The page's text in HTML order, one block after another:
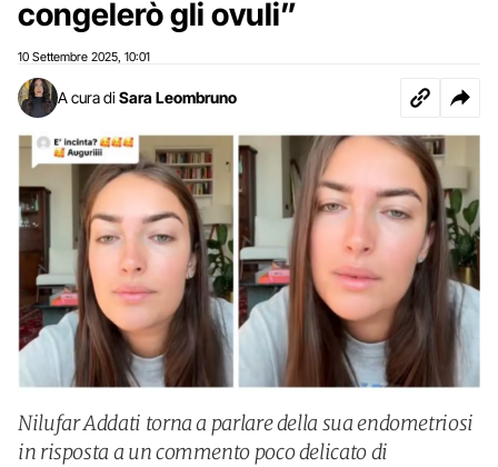
congelerò gli ovuli”
10 Settembre 2025 10:01
A cura di Sara Leombruno
Nilufar Addati torna a parlare della sua endometriosi
in risposta a un commento poco delicato di